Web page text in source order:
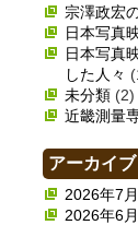
宗澤政宏
日本写真
日本写真
した人々
未分類 (2)
近畿測量
アーカイブ
2026年7月
2026年6月